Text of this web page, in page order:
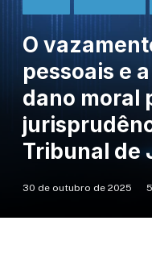
O
pessoais e
dano moral
Tribunal de
30 de outubro de 2025